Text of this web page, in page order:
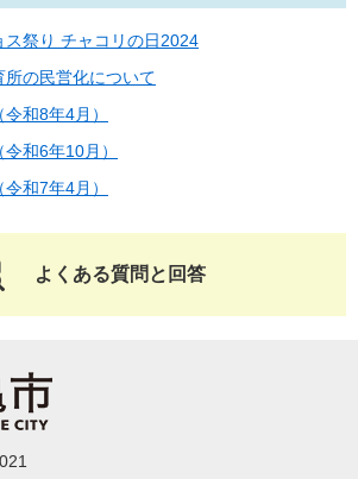
ス祭り チャコリの日2024
所の民営化について
和8年4月）
和6年10月）
和7年4月）
よくある質問と回答